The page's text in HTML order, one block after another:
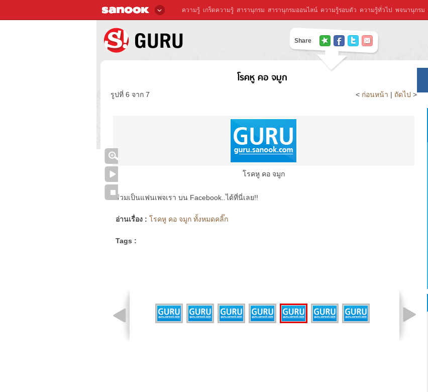
ความรู้ เกร็ดความรู้ สารานุกรม สารานุกรมออนไลน์ ความรู้รอบตัว ความรู้ทั่วไป พจนานุกรม
Share
โรคหู คอ จมูก
รูปที่ 6 จาก 7 < ก่อนหน้า | ถัดไป >
โรคหู คอ จมูก
ร่วมเป็นแฟนเพจเรา บน Facebook..ได้ที่นี่เลย!!
อ่านเรื่อง : โรคหู คอ จมูก ทั้งหมดคลิ๊ก
Tags :